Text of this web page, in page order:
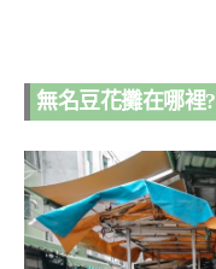
無名豆花攤在哪裡?